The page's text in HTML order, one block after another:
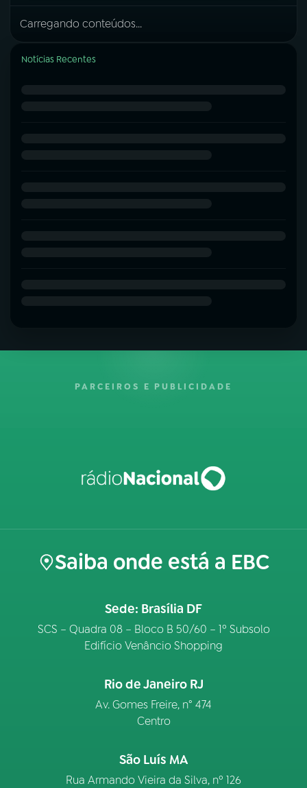
Carregando conteúdos...
Notícias Recentes
PARCEIROS E PUBLICIDADE
Saiba onde está a EBC
Sede: Brasília DF
SCS – Quadra 08 – Bloco B 50/60 – 1º Subsolo
Edifício Venâncio Shopping
Rio de Janeiro RJ
Av. Gomes Freire, n° 474
Centro
São Luís MA
Rua Armando Vieira da Silva, nº 126